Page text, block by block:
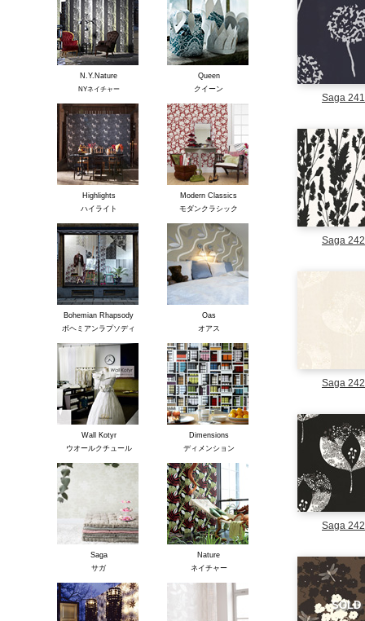
Saga
Saga
Saga
Saga
SOLD
N.Y.Nature
NYネイチャー
Queen
クイーン
Highlights
ハイライト
Modern Classics
モダンクラシック
Bohemian Rhapsody
ボヘミアンラプソディ
Oas
オアス
Wall Kotyr
ウオールクチュール
Dimensions
ディメンション
Saga
サガ
Nature
ネイチャー